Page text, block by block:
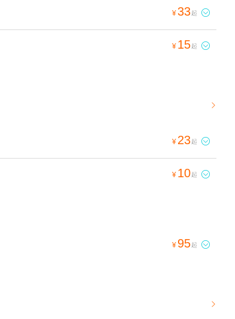
¥33起 
¥ 15起 

¥ 23起 
¥ 10起 
¥ 95起 
